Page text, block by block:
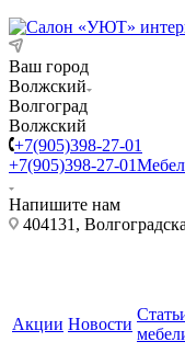
Ваш город
Волжский
Волгоград
Волжский
+7(905)398-27-01
+7(905)398-27-01
Напишите нам
404131,
Акции Новости